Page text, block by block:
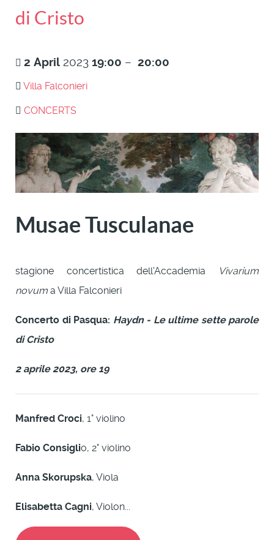
di Cristo
2 April 2023 19:00 – 20:00
Villa Falconieri
CONCERTS
Musae Tusculanae
stagione concertistica dell'Accademia
Vivarium
novum a Villa Falconieri
Concerto di Pasqua: Haydn - Le ultime sette parole
di Cristo
2 aprile 2023, ore 19
Manfred Croci, 1° violino
Fabio Consiglio, 2° violino
Anna Skorupska, Viola
Elisabetta Cagni, Violon...